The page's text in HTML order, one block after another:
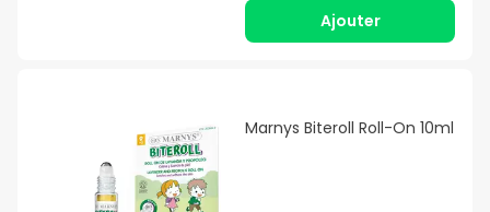
Ajouter
Marnys Biteroll Roll-On 10ml